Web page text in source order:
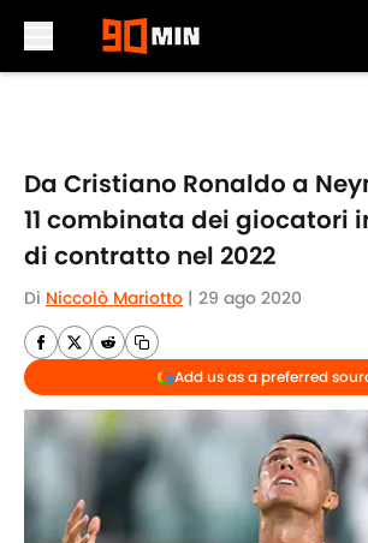
Da Cristiano Ronaldo a
11 combinata dei giocatori
di contratto nel 2022
Di Niccolò Mariotto | 29 ago 2020
Add us as a preferred